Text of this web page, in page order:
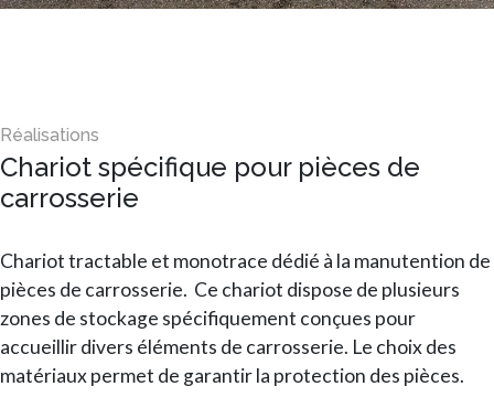
Chariot spécifique pour pièces de
carrosserie
Chariot tractable et monotrace dédié à la manutention de
pièces de carrosserie. Ce chariot dispose de plusieurs
zones de stockage spécifiquement conçues pour
accueillir divers éléments de carrosserie. Le choix des
matériaux permet de garantir la protection des pièces.